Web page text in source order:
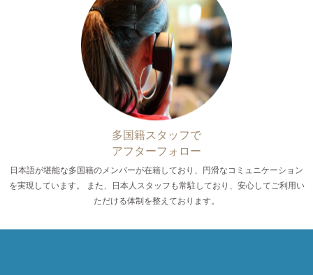
多国籍スタッフで
アフターフォロー
日本語が堪能な多国籍のメンバーが在籍しており、円滑なコミュニケーション
を実現しています。 また、日本人スタッフも常駐しており、安心してご利用い
ただける体制を整えております。